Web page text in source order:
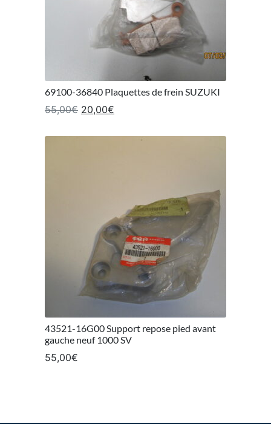
69100-36840 Plaquettes de frein SUZUKI
55,00€ Le prix initial était : 55,00€.
20,00€
43521-16G00 Support repose pied avant
gauche neuf 1000 SV
55,00€